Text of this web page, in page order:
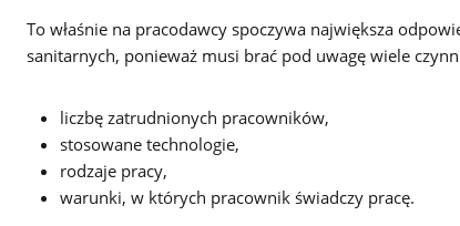
To właśnie na pracodawcy spoczywa największa
sanitarnych, ponieważ musi brać pod uwagę wiele
liczbę zatrudnionych pracowników,
stosowane technologie,
rodzaje pracy,
warunki, w których pracownik świadczy pracę.